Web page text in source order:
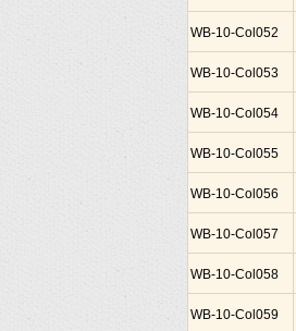
WB-10-Col052
WB-10-Col053
WB-10-Col054
WB-10-Col055
WB-10-Col056
WB-10-Col057
WB-10-Col058
WB-10-Col059